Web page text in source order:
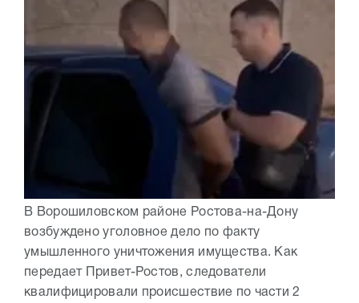
В Ворошиловском районе Ростова-на-Дону
возбуждено уголовное дело по факту
умышленного уничтожения имущества. Как
передает Привет-Ростов, следователи
квалифицировали происшествие по части 2